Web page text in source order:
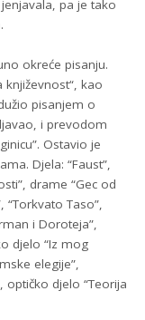
pa je tako
okreće pisanju.
kao
pisanjem o
i prevodom
Ostavio je
Djela: “Faust”,
drame “Gec od
“Torkvato Taso”,
i Doroteja”,
djelo “Iz mog
elegije”,
optičko djelo “Teorija